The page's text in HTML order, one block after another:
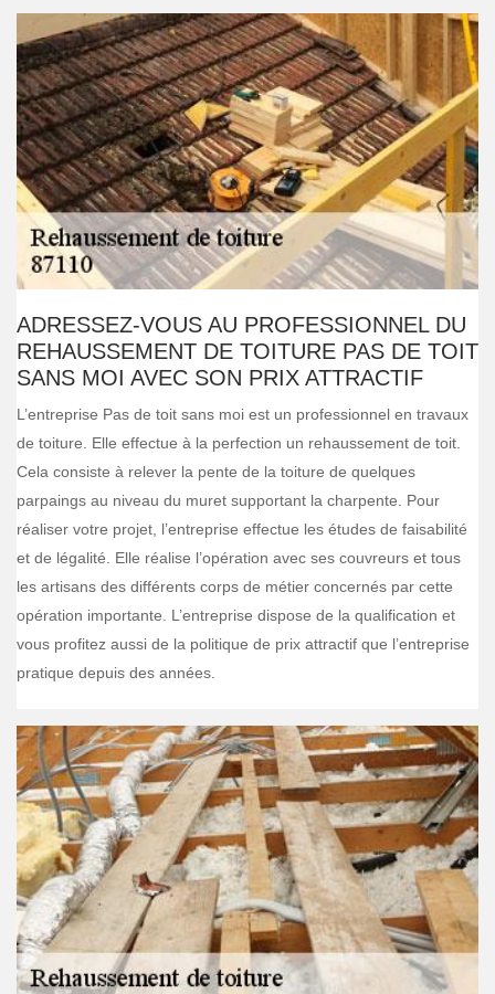
ADRESSEZ-VOUS AU PROFESSIONNEL DU
REHAUSSEMENT DE TOITURE PAS DE TOIT
SANS MOI AVEC SON PRIX ATTRACTIF
L’entreprise Pas de toit sans moi est un professionnel en travaux
de toiture. Elle effectue à la perfection un rehaussement de toit.
Cela consiste à relever la pente de la toiture de quelques
parpaings au niveau du muret supportant la charpente. Pour
réaliser votre projet, l’entreprise effectue les études de faisabilité
et de légalité. Elle réalise l’opération avec ses couvreurs et tous
les artisans des différents corps de métier concernés par cette
opération importante. L’entreprise dispose de la qualification et
vous profitez aussi de la politique de prix attractif que l’entreprise
pratique depuis des années.